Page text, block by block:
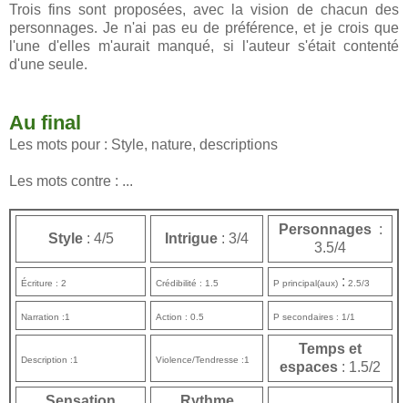
Trois fins sont proposées, avec la vision de chacun des
personnages. Je n'ai pas eu de préférence, et je crois que
l'une d'elles m'aurait manqué, si l'auteur s'était contenté
d'une seule.
Au final
Les mots pour : Style, nature, descriptions
Les mots contre : ...
Style: 4/5 Intrigue : 3/4
Personnages :
3.5/4
Écriture : 2 Crédibilité : 1.5 P principal(aux) : 2.5/3
Narration :1 Action : 0.5 P secondaires : 1/1
Description :1 Violence/Tendresse :1
Temps et
espaces : 1.5/2